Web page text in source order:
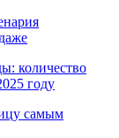
количество
году
самым